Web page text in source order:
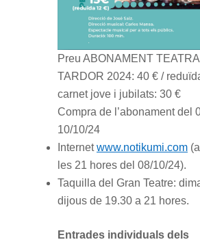
Preu ABONAMENT
TARDOR 2024: 40 € /
carnet jove i jubilats: 30 €
Compra de l’abonament del
10/10/24
Internetwww.notikumi.com
les 21 hores del 08/10/24).
Taquilla del Gran Teatre:
dijous de 19.30 a 21 hores.
Entrades individuals dels